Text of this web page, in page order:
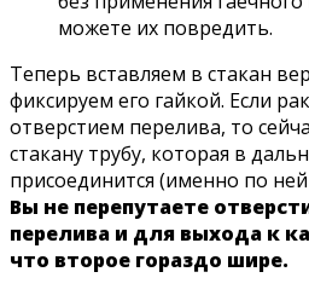
можете их повредить.
Теперь вставляем в стакан
фиксируем его гайкой. Если
отверстием перелива, то
стакану трубу, которая в
присоединится (именно по
Вы не перепутаете
перелива и для выхода к
что второе гораздо шире.